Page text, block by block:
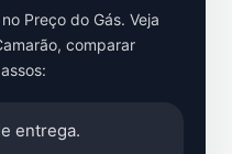
Preço do Gás. Veja
, comparar
entrega.